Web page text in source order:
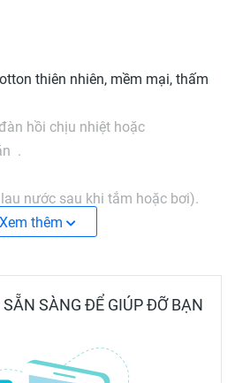
thiên nhiên, mềm mại, thấm
hồi chịu nhiệt hoặc
.
nước sau khi tắm hoặc bơi).
lau mũi, trang điểm .
với da nhạy cảm.
Xem thêm
SÀNG ĐỂ GIÚP ĐỠ BẠN